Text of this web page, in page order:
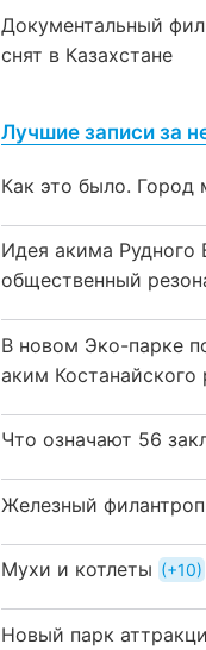
Документальный
снят в Казахстане
Лучшие записи за
Как это было. Город
Идея акима Рудного
общественный
В новом Эко-парке
аким
Что означают 56
Железный филантроп
Мухи и котлеты +10
Новый парк